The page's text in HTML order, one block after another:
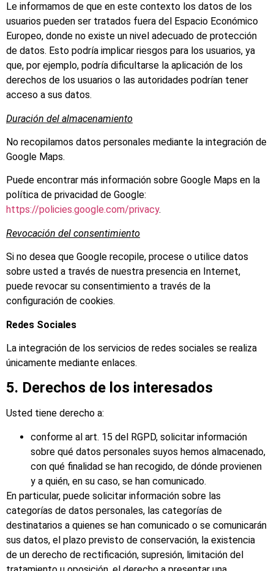
Le informamos de que en este contexto los datos de los
usuarios pueden ser tratados fuera del Espacio Económico
Europeo, donde no existe un nivel adecuado de protección
de datos. Esto podría implicar riesgos para los usuarios, ya
que, por ejemplo, podría dificultarse la aplicación de los
derechos de los usuarios o las autoridades podrían tener
acceso a sus datos.
Duración del almacenamiento
No recopilamos datos personales mediante la integración de
Google Maps.
Puede encontrar más información sobre Google Maps en la
política de privacidad de Google:
https://policies.google.com/privacy.
Revocación del consentimiento
Si no desea que Google recopile, procese o utilice datos
sobre usted a través de nuestra presencia en Internet,
puede revocar su consentimiento a través de la
configuración de cookies.
Redes Sociales
La integración de los servicios de redes sociales se realiza
únicamente mediante enlaces.
5. Derechos de los interesados
Usted tiene derecho a:
conforme al art. 15 del RGPD, solicitar información
sobre qué datos personales suyos hemos almacenado,
con qué finalidad se han recogido, de dónde provienen
y a quién, en su caso, se han comunicado.
En particular, puede solicitar información sobre las
categorías de datos personales, las categorías de
destinatarios a quienes se han comunicado o se comunicarán
sus datos, el plazo previsto de conservación, la existencia
de un derecho de rectificación, supresión, limitación del